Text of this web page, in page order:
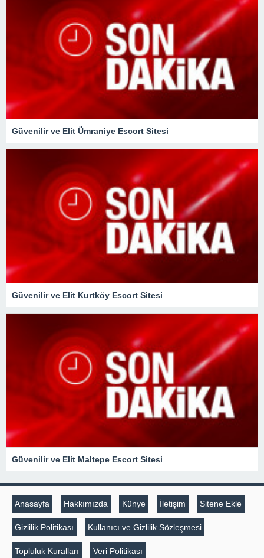
Güvenilir ve Elit Ümraniye Escort Sitesi
Güvenilir ve Elit Kurtköy Escort Sitesi
Güvenilir ve Elit Maltepe Escort Sitesi
Anasayfa Hakkımızda Künye İletişim Sitene Ekle
Gizlilik Politikası Kullanıcı ve Gizlilik Sözleşmesi
Topluluk Kuralları Veri Politikası